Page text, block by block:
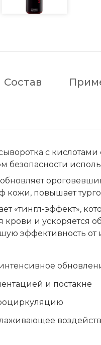
Состав
с
безопасности
кожи, повышает
«тингл-эффект»,
и ускоряется
эффективность от
и постакне